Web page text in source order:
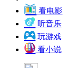
看电影
听音乐
玩游戏
看小说